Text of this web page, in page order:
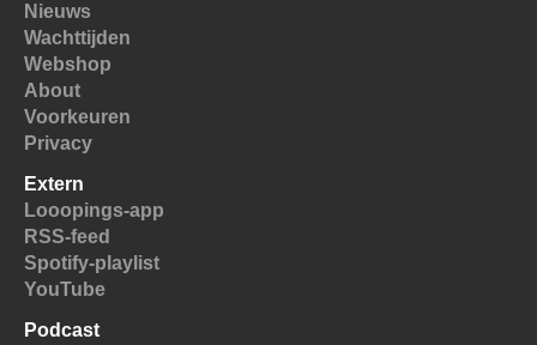
Nieuws
Wachttijden
Webshop
About
Voorkeuren
Privacy
Extern
Looopings-app
RSS-feed
Spotify-playlist
YouTube
Podcast